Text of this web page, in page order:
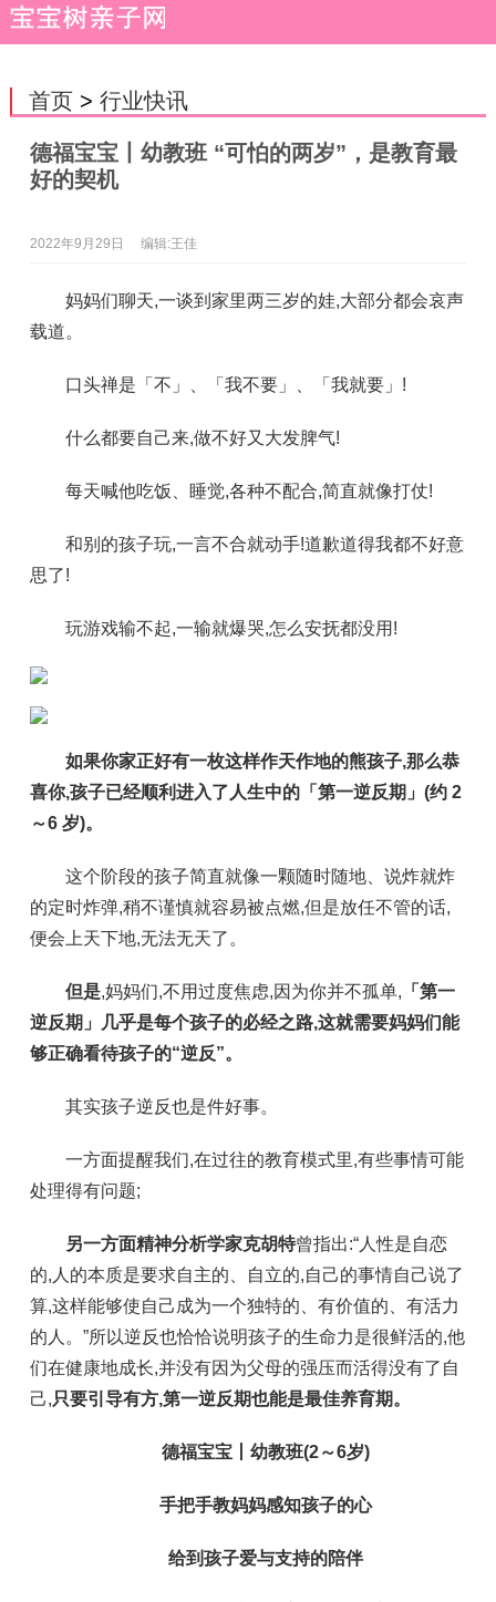
首页> 行业快讯
德福宝宝丨幼教班 “可怕的两岁”，是教育最
好的契机
2022年9月29日 编辑:王佳
妈妈们聊天,一谈到家里两三岁的娃,大部分都会哀声
载道。
口头禅是「不」、「我不要」、「我就要」!
什么都要自己来,做不好又大发脾气!
每天喊他吃饭、睡觉,各种不配合,简直就像打仗!
和别的孩子玩,一言不合就动手!道歉道得我都不好意
思了!
玩游戏输不起,一输就爆哭,怎么安抚都没用!
如果你家正好有一枚这样作天作地的熊孩子,那么恭
喜你,孩子已经顺利进入了人生中的「第一逆反期」(约 2
～6 岁)。
这个阶段的孩子简直就像一颗随时随地、说炸就炸
的定时炸弹,稍不谨慎就容易被点燃,但是放任不管的话,
便会上天下地,无法无天了。
但是,妈妈们,不用过度焦虑,因为你并不孤单, 「第一
逆反期」几乎是每个孩子的必经之路,这就需要妈妈们能
够正确看待孩子的“逆反”。
其实孩子逆反也是件好事。
一方面提醒我们,在过往的教育模式里,有些事情可能
处理得有问题;
另一方面精神分析学家克胡特曾指出:“人性是自恋
的,人的本质是要求自主的、自立的,自己的事情自己说了
算,这样能够使自己成为一个独特的、有价值的、有活力
的人。”所以逆反也恰恰说明孩子的生命力是很鲜活的,他
们在健康地成长,并没有因为父母的强压而活得没有了自
己,只要引导有方,第一逆反期也能是最佳养育期。
德福宝宝丨幼教班(2～6岁)
手把手教妈妈感知孩子的心
给到孩子爱与支持的陪伴